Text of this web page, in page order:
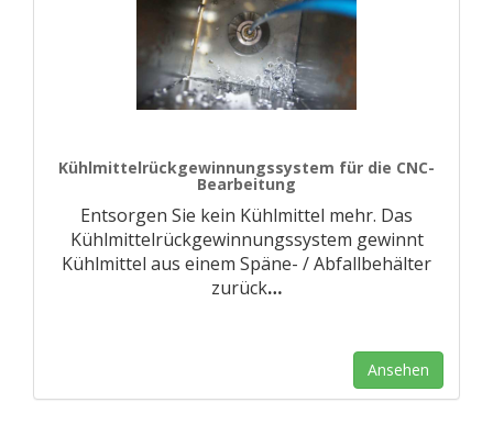
Kühlmittelrückgewinnungssystem für die CNC-
Bearbeitung
Entsorgen Sie kein Kühlmittel mehr. Das
Kühlmittelrückgewinnungssystem gewinnt
Kühlmittel aus einem Späne- / Abfallbehälter
zurück…
Ansehen